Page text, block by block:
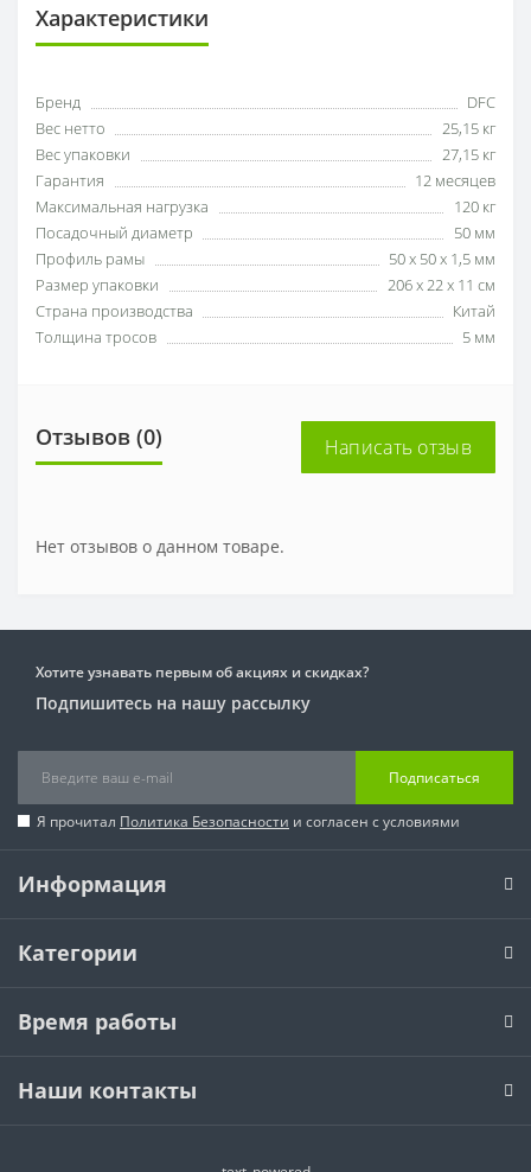
Характеристики
Бренд
DFC
Вес нетто
25,15 кг
Вес упаковки
27,15 кг
Гарантия
12 месяцев
Максимальная нагрузка
120 кг
Посадочный диаметр
50 мм
Профиль рамы
50 х 50 х 1,5 мм
Размер упаковки
206 х 22 х 11 см
Страна производства
Китай
Толщина тросов
5 мм
Отзывов (0) Написать отзыв
Нет отзывов о данном товаре.
Хотите узнавать первым об акциях и скидках?
Подпишитесь на нашу рассылку
Подписаться
Я прочитал Политика Безопасности и согласен с условиями
Информация
Категории
Время работы
Наши контакты